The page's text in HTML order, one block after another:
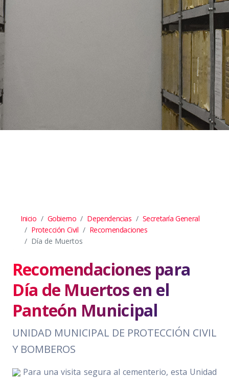
Inicio Gobierno Dependencias
Secretaría General
Protección Civil
Recomendaciones
Día de Muertos
Recomendaciones para
Día de Muertos en el
Panteón Municipal
UNIDAD MUNICIPAL DE PROTECCIÓN CIVIL
Y BOMBEROS
Para una visita segura al cementerio, esta Unidad